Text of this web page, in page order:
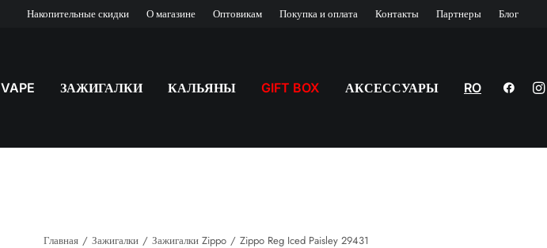
Накопительные скидки О магазине Оптовикам Покупка и оплата Контакты Партнеры Блог
VAPE ЗАЖИГАЛКИ КАЛЬЯНЫ GIFT BOX АКСЕССУАРЫ RO
Главная Зажигалки Зажигалки Zippo Zippo Reg Iced Paisley 29431